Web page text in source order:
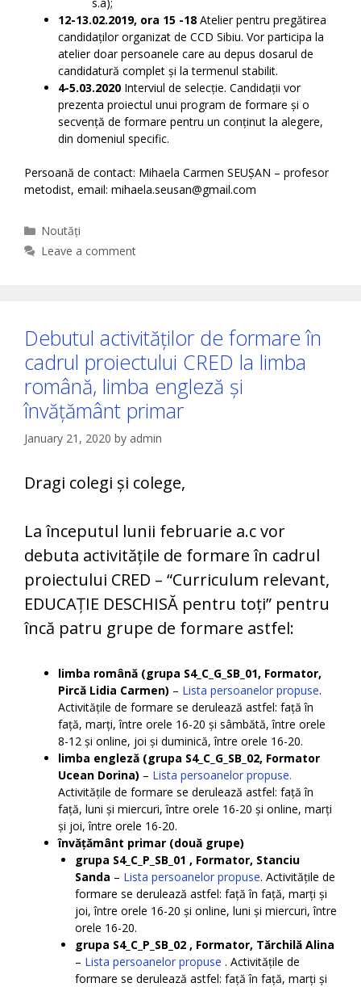
12-13.02.2019, ora 15 -18 Atelier pentru pregătirea
candidaților organizat de CCD Sibiu. Vor participa la
atelier doar persoanele care au depus dosarul de
candidatură complet și la termenul stabilit.
4-5.03.2020 Interviul de selecție. Candidații vor
prezenta proiectul unui program de formare și o
secvență de formare pentru un conținut la alegere,
din domeniul specific.
Persoană de contact: Mihaela Carmen SEUȘAN – profesor
metodist, email: mihaela.seusan@gmail.com
Categories
Noutăți
Leave a comment
Debutul activităților de formare în
cadrul proiectului CRED la limba
română, limba engleză și
învățământ primar
January 21, 2020 by admin
Dragi colegi și colege,
La începutul lunii februarie a.c vor
debuta activitățile de formare în cadrul
proiectului CRED – “Curriculum relevant,
EDUCAȚIE DESCHISĂ pentru toți” pentru
încă patru grupe de formare astfel:
limba română (grupa S4_C_G_SB_01, Formator,
Pircă Lidia Carmen) – Lista persoanelor propuse.
Activitățile de formare se derulează astfel: față în
față, marți, între orele 16-20 și sâmbătă, între orele
8-12 și online, joi și duminică, între orele 16-20.
limba engleză (grupa S4_C_G_SB_02, Formator
Ucean Dorina) – Lista persoanelor propuse.
Activitățile de formare se derulează astfel: față în
față, luni și miercuri, între orele 16-20 și online, marți
și joi, între orele 16-20.
învățământ primar (două grupe)
grupa S4_C_P_SB_01 , Formator, Stanciu
Sanda – Lista persoanelor propuse. Activitățile de
formare se derulează astfel: față în față, marți și
joi, între orele 16-20 și online, luni și miercuri, între
orele 16-20.
grupa S4_C_P_SB_02 , Formator, Tărchilă Alina
– Lista persoanelor propuse . Activitățile de
formare se derulează astfel: față în față, marți și